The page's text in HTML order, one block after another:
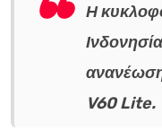
Η
V60 Lite.